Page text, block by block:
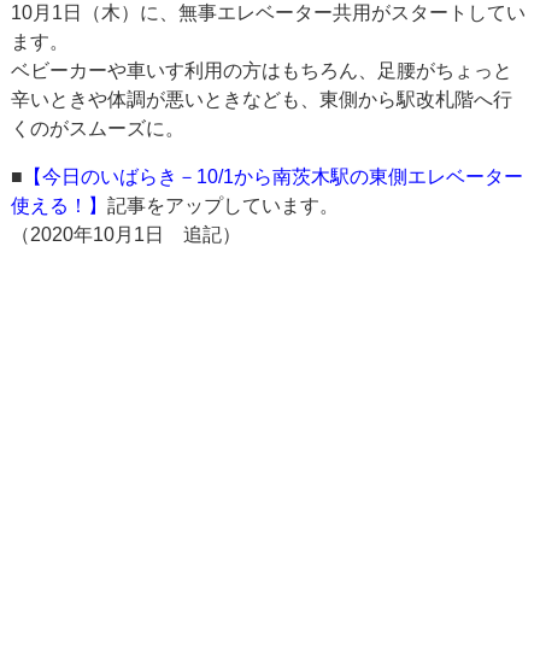
10月1日（木）に、無事エレベーター共用がスタートしてい
ます。
ベビーカーや車いす利用の方はもちろん、足腰がちょっと
辛いときや体調が悪いときなども、東側から駅改札階へ行
くのがスムーズに。
■ 【今日のいばらき－10/1から南茨木駅の東側エレベーター
使える！】記事をアップしています。
（2020年10月1日 追記）